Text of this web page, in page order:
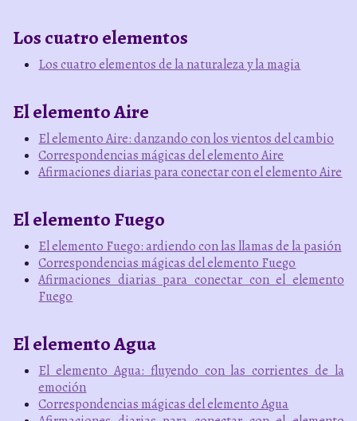
Los cuatro elementos
Los cuatro elementos de la naturaleza y la magia
El elemento Aire
El elemento Aire: danzando con los vientos del cambio
Correspondencias mágicas del elemento Aire
Afirmaciones diarias para conectar con el elemento Aire
El elemento Fuego
El elemento Fuego: ardiendo con las llamas de la pasión
Correspondencias mágicas del elemento Fuego
Afirmaciones diarias para conectar con el elemento
Fuego
El elemento Agua
El elemento Agua: fluyendo con las corrientes de la
emoción
Correspondencias mágicas del elemento Agua